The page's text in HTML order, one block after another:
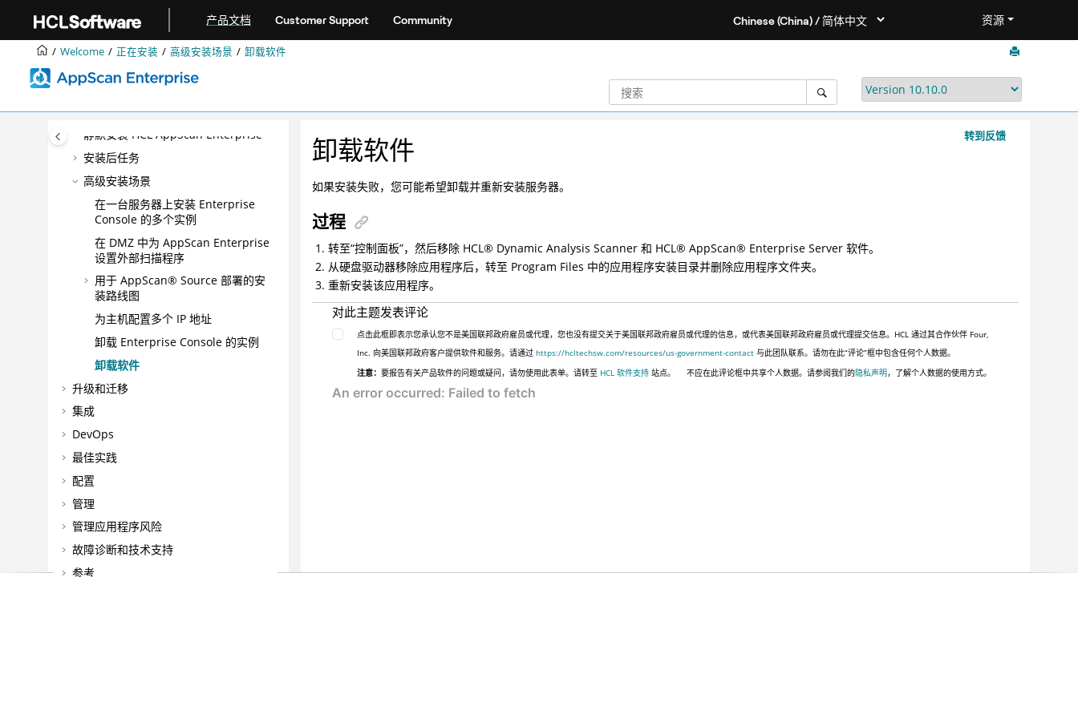
产品文档 Customer Support Community 资源
Welcome 正在安装 高级安装场景 卸载软件
产品概述
正在安装
安装前任务
安装任务
静默安装 HCL AppScan Enterprise
安装后任务
高级安装场景
在一台服务器上安装 Enterprise
Console 的多个实例
在 DMZ 中为 AppScan Enterprise
设置外部扫描程序
用于 AppScan® Source 部署的安
装路线图
为主机配置多个 IP 地址
卸载 Enterprise Console 的实例
卸载软件
升级和迁移
集成
DevOps
最佳实践
配置
管理
管理应用程序风险
故障诊断和技术支持
参考
转到反馈
卸载软件
如果安装失败，您可能希望卸载并重新安装服务器。
过程
转至“控制面板”，然后移除 HCL® Dynamic Analysis Scanner 和 HCL® AppScan® Enterprise Server 软件。
从硬盘驱动器移除应用程序后，转至 Program Files 中的应用程序安装目录并删除应用程序文件夹。
重新安装该应用程序。
对此主题发表评论
点击此框即表示您承认您不是美国联邦政府雇员或代理，您也没有提交关于美国联邦政府雇员或代理的信息，或代表美国联邦政府雇员或代理提交信息。HCL 通过其合作伙伴 Four,
Inc. 向美国联邦政府客户提供软件和服务。请通过https://hcltechsw.com/resources/us-government-contact 与此团队联系。请勿在此“评论”框中包含任何个人数据。
注意：要报告有关产品软件的问题或疑问，请勿使用此表单。请转至 HCL 软件支持 站点。 不应在此评论框中共享个人数据。请参阅我们的隐私声明，了解个人数据的使用方式。